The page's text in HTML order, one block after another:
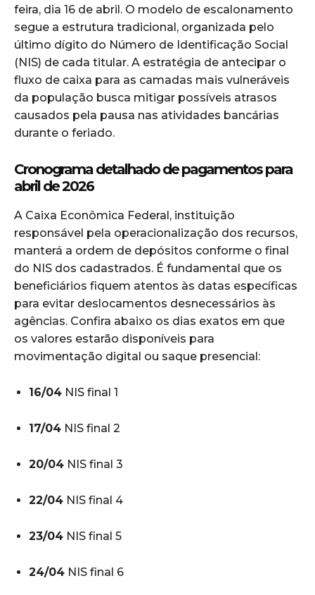
feira, dia 16 de abril. O modelo de escalonamento
segue a estrutura tradicional, organizada pelo
último dígito do Número de Identificação Social
(NIS) de cada titular. A estratégia de antecipar o
fluxo de caixa para as camadas mais vulneráveis
da população busca mitigar possíveis atrasos
causados pela pausa nas atividades bancárias
durante o feriado.
Cronograma detalhado de pagamentos para
abril de 2026
A Caixa Econômica Federal, instituição
responsável pela operacionalização dos recursos,
manterá a ordem de depósitos conforme o final
do NIS dos cadastrados. É fundamental que os
beneficiários fiquem atentos às datas específicas
para evitar deslocamentos desnecessários às
agências. Confira abaixo os dias exatos em que
os valores estarão disponíveis para
movimentação digital ou saque presencial:
16/04 NIS final 1
17/04 NIS final 2
20/04 NIS final 3
22/04 NIS final 4
23/04 NIS final 5
24/04 NIS final 6